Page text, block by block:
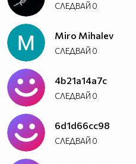
СЛЕДВАЙ 0
Miro Mihalev
СЛЕДВАЙ 0
4b21a14a7c
СЛЕДВАЙ 0
6d1d66cc98
СЛЕДВАЙ 0